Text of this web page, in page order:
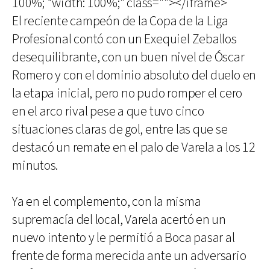
El reciente campeón de la Copa de la Liga
Profesional contó con un Exequiel Zeballos
desequilibrante, con un buen nivel de Óscar
Romero y con el dominio absoluto del duelo en
la etapa inicial, pero no pudo romper el cero
en el arco rival pese a que tuvo cinco
situaciones claras de gol, entre las que se
destacó un remate en el palo de Varela a los 12
minutos.
Ya en el complemento, con la misma
supremacía del local, Varela acertó en un
nuevo intento y le permitió a Boca pasar al
frente de forma merecida ante un adversario